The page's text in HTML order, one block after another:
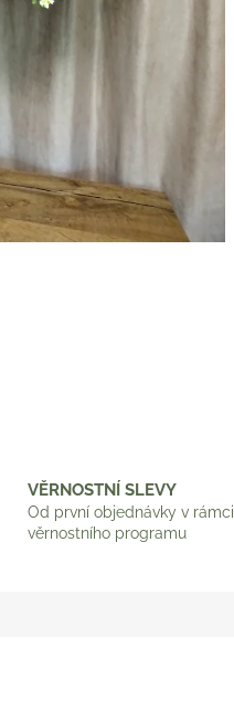
VĚRNOSTNÍ SLEVY
Od první objednávky v rámci
věrnostního programu